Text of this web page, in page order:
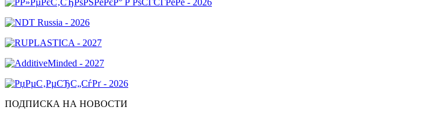
ПОДПИСКА НА НОВОСТИ